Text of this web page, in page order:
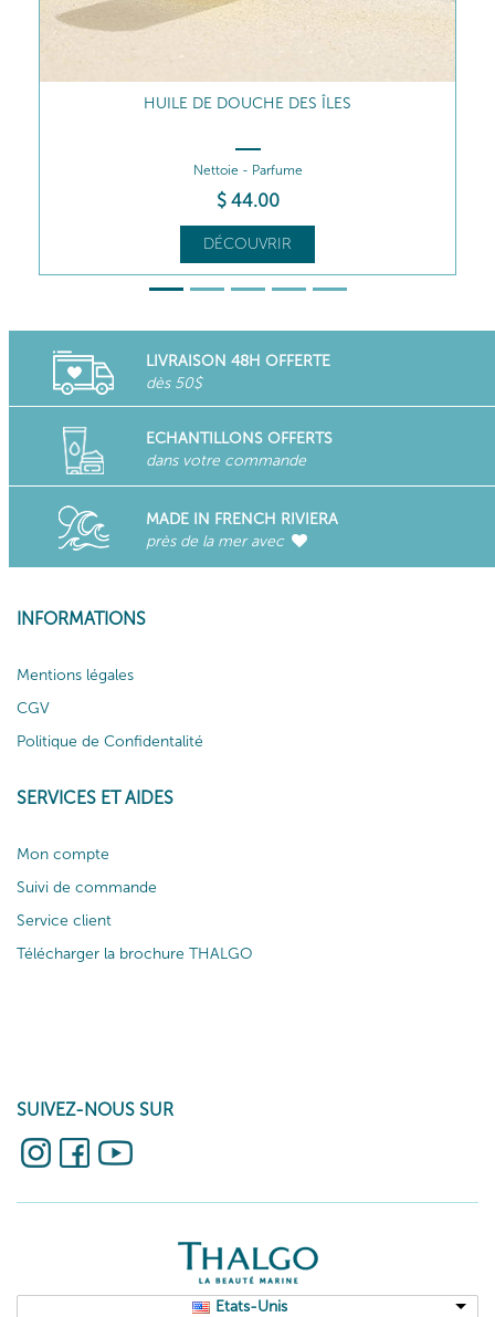
GOMMAGE AUX COQUES DE COCO
Exfolie - Lisse
$ 75.50
DÉCOUVRIR
LIVRAISON 48H OFFERTE
dès 50$
ECHANTILLONS OFFERTS
dans votre commande
MADE IN FRENCH RIVIERA
près de la mer avec
INFORMATIONS
Mentions légales
CGV
Politique de Confidentalité
SERVICES ET AIDES
Mon compte
Suivi de commande
Service client
Télécharger la brochure THALGO
SUIVEZ-NOUS SUR
Etats-Unis